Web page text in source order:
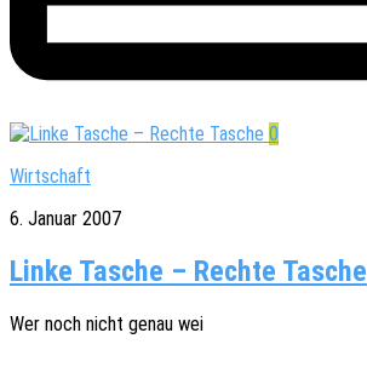
0
Wirtschaft
6. Januar 2007
Linke Tasche – Rechte Tasche
Wer noch nicht genau wei